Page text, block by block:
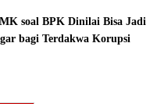
soal BPK Dinilai Bisa Jadi
bagi Terdakwa Korupsi